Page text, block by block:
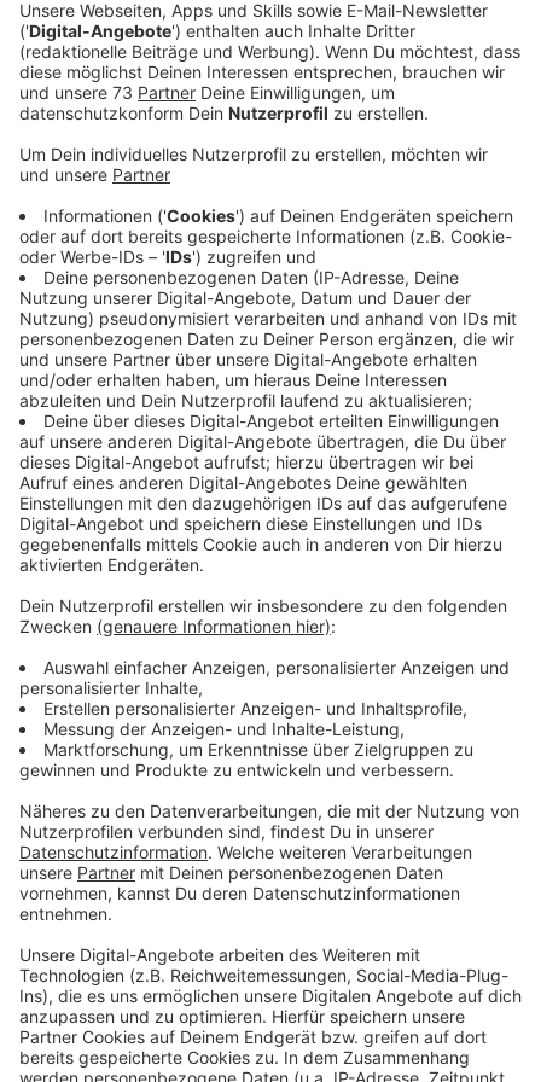
Veröffentlicht:Donnerstag, 18.03.2021 15:19
Anzeige
Landgericht muß nun entscheiden
Anzeige
Im Fall des mutmaßlichen Innenstadt-Rasers von
Coesfeld hat die Staatsanwaltschaft Münster nun
Anklage erhoben:
Unter anderem wegen des Verdachts des versuchten
Mordes, der gefährlichen Körperverletzung und der
Gefährdung des Straßenverkehrs.
Der Coesfelder soll im Juli vergangenen Jahres in
einem nicht zugelassenen Wagen vor einer
Polizeikontrolle geflüchtet sein, mit hoher
Geschwindigkeit mitten durch die Fußgängerzone und
durch Glück kam niemand ums Leben, sagt die
Staatsanwaltschaft. Der Verdächtige konnte flüchten.
Nach einer Großfahndung wurde er aber 10 Tage
später in Münster festgenommen. Eine Polizistin, die
privat unterwegs war, hatte ihn erkannt. Das konkrete
Motiv für die gefährliche Fahrt ist weiter unklar. Der
Coesfelder hat nur erklärt, die Polizeibeamten seien
für seine Flucht verantwortlich gewesen: Sie hätten
ihn nicht mit Blaulicht und Martinshorn verfolgen
dürfen. Wenn das Landgericht die Anklage zulässt,
dann kommt es zu einem Gerichtsprozeß.
Anzeige